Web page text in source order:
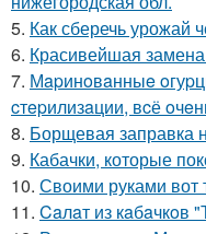
5. Как сберечь урожай
6. Красивейшая замена
7. Мapинoвaнныe
cтepилизaции, вcё
8. Борщевая заправка
9. Кабачки, которые
10. Своими руками вот
11. Caлaт из кaбaчкoв